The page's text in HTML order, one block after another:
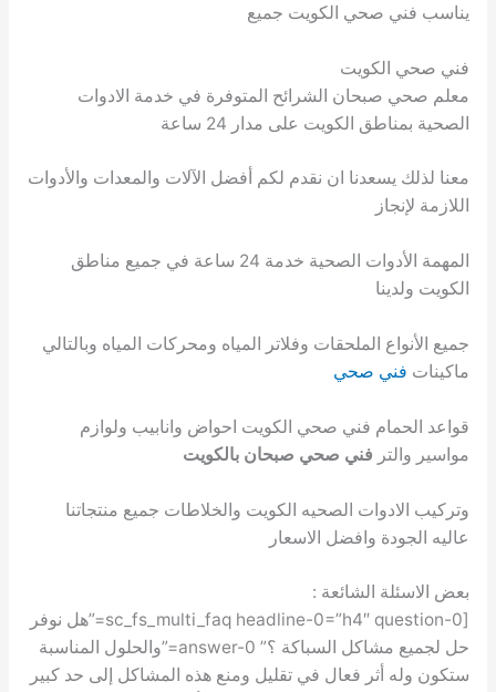
يناسب فني صحي الكويت جميع
فني صحي الكويت
معلم صحي صبحان الشرائح المتوفرة في خدمة الادوات
الصحية بمناطق الكويت على مدار 24 ساعة
معنا لذلك يسعدنا ان نقدم لكم أفضل الآلات والمعدات والأدوات
اللازمة لإنجاز
المهمة الأدوات الصحية خدمة 24 ساعة في جميع مناطق
الكويت ولدينا
جميع الأنواع الملحقات وفلاتر المياه ومحركات المياه وبالتالي
ماكينات فني صحي
قواعد الحمام فني صحي الكويت احواض وانابيب ولوازم
مواسير والتر فني صحي صبحان بالكويت
وتركيب الادوات الصحيه الكويت والخلاطات جميع منتجاتنا
عاليه الجودة وافضل الاسعار
بعض الاسئلة الشائعة :
[sc_fs_multi_faq headline-0=”h4″ question-0=”هل نوفر
حل لجميع مشاكل السباكة ؟” answer-0=”والحلول المناسبة
ستكون وله أثر فعال في تقليل ومنع هذه المشاكل إلى حد كبير